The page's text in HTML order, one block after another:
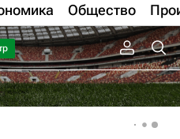
Общество